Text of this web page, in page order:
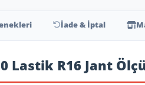
İade & İptal
Lastik R16 Jant